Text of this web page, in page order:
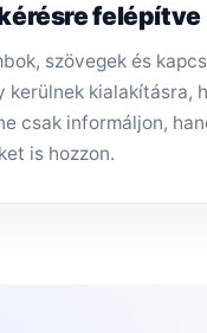
felépítve
szövegek és
kerülnek kialakításra,
csak informáljon,
is hozzon.